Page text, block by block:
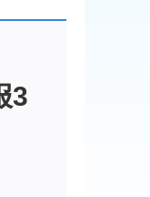
3